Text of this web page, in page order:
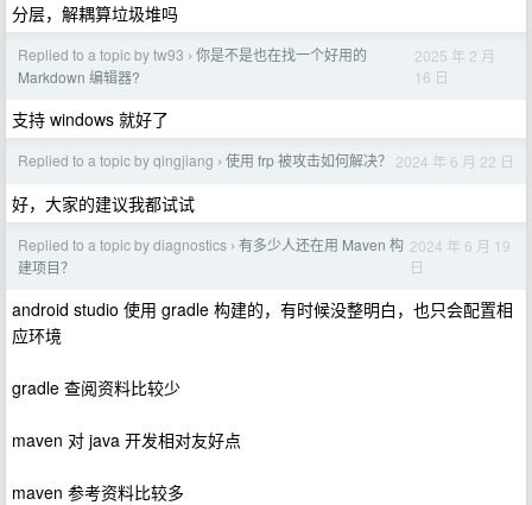
分层，解耦算垃圾堆吗
Replied to a topic by tw93 › 你是不是也在找一个好用的
Markdown 编辑器?
2025 年 2 月
16 日
支持 windows 就好了
Replied to a topic by qingjiang › 使用 frp 被攻击如何解决？ 2024 年 6 月 22 日
好，大家的建议我都试试
Replied to a topic by diagnostics › 有多少人还在用 Maven 构
建项目？
2024 年 6 月 19
日
android studio 使用 gradle 构建的，有时候没整明白，也只会配置相
应环境
gradle 查阅资料比较少
maven 对 java 开发相对友好点
maven 参考资料比较多